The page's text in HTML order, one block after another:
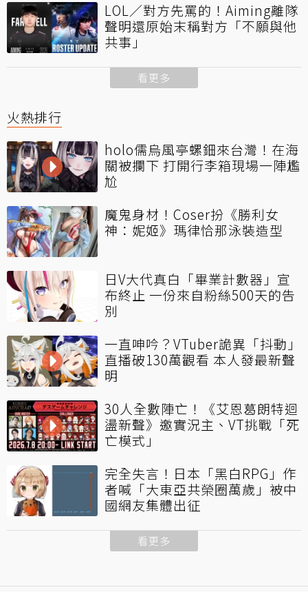
LOL／對方先罵的！Aiming離隊
聲明還原始末稱對方「不願與他
共事」
看更多
火熱排行
holo儒烏風亭螺鈿來台灣！在海
關被攔下 打開行李箱現場一陣尷
尬
魔鬼身材！Coser扮《勝利女
神：妮姬》瑪律恰那泳裝造型
日V大代真白「畢業計數器」宣
布終止 一份來自粉絲500天的告
別
一直呻吟？VTuber詭異「抖動」
直播破130萬觀看 本人發最新聲
明
30人全數陣亡！《艾恩葛朗特迴
盪新聲》邀實況主、VT挑戰「死
亡模式」
完全失言！日本「黑白RPG」作
者喊「大東亞共榮圈萬歲」被中
國網友集體出征
看更多